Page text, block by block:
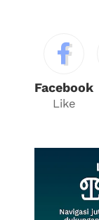
Facebook
Like